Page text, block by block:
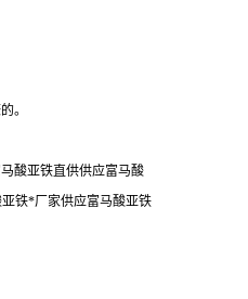
。
酸亚铁直供供应富马酸
铁*厂家供应富马酸亚铁